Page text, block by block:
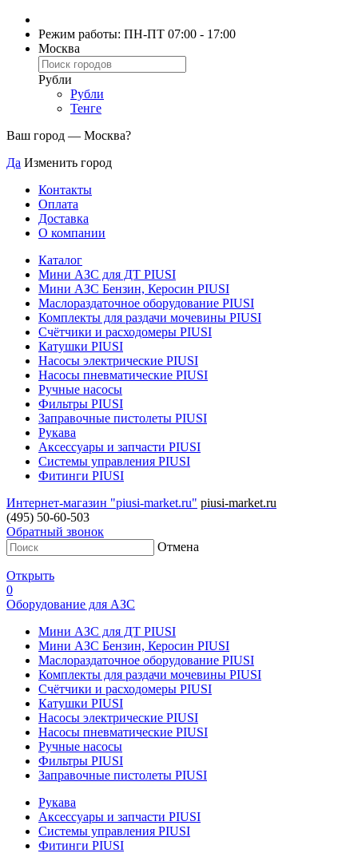
Режим работы: ПН-ПТ 07:00 - 17:00
Москва
Рубли
Рубли
Тенге
Ваш город — Москва?
Да Изменить город
Контакты
Оплата
Доставка
О компании
Каталог
Мини АЗС для ДТ PIUSI
Мини АЗС Бензин, Керосин PIUSI
Маслораздаточное оборудование PIUSI
Комплекты для раздачи мочевины PIUSI
Счётчики и расходомеры PIUSI
Катушки PIUSI
Насосы электрические PIUSI
Насосы пневматические PIUSI
Ручные насосы
Фильтры PIUSI
Заправочные пистолеты PIUSI
Рукава
Аксессуары и запчасти PIUSI
Системы управления PIUSI
Фитинги PIUSI
Интернет-магазин "piusi-market.ru" piusi-market.ru
(495) 50-60-503
Обратный звонок
Отмена
Открыть
0
Оборудование для АЗС
Мини АЗС для ДТ PIUSI
Мини АЗС Бензин, Керосин PIUSI
Маслораздаточное оборудование PIUSI
Комплекты для раздачи мочевины PIUSI
Счётчики и расходомеры PIUSI
Катушки PIUSI
Насосы электрические PIUSI
Насосы пневматические PIUSI
Ручные насосы
Фильтры PIUSI
Заправочные пистолеты PIUSI
Рукава
Аксессуары и запчасти PIUSI
Системы управления PIUSI
Фитинги PIUSI